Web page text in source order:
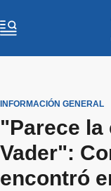
INFORMACIÓN GENERAL
"Parece la
Vader":
encontró